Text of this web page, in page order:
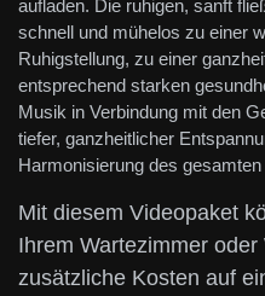
aufladen. Die ruhigen, sanft
schnell und mühelos zu einer
Ruhigstellung, zu einer
entsprechend starken
Musik in Verbindung mit den
tiefer, ganzheitlicher
Harmonisierung des
Mit diesem Videopaket
Ihrem Wartezimmer
zusätzliche Kosten auf